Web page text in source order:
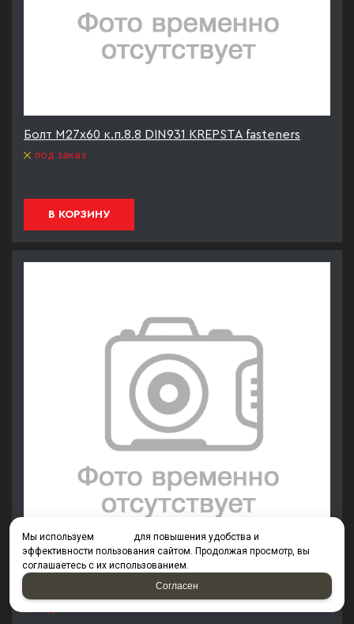
Болт М27х60 к.п.8.8 DIN931 KREPSTA fasteners
под заказ
В КОРЗИНУ
Болт М27х60 к.п.8.8 DIN933 KREPSTA fasteners
Мы используем
для повышения удобства и
эффективности пользования сайтом. Продолжая просмотр, вы
соглашаетесь с их использованием.
Согласен